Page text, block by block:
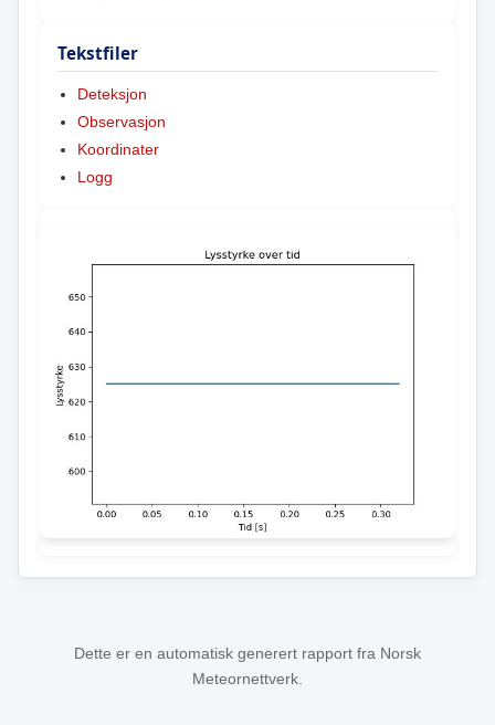
Tekstfiler
Deteksjon
Observasjon
Koordinater
Logg
Dette er en automatisk generert rapport fra Norsk
Meteornettverk.